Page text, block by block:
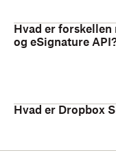
Hvad er
og eSignature
Hvad er Dropbox